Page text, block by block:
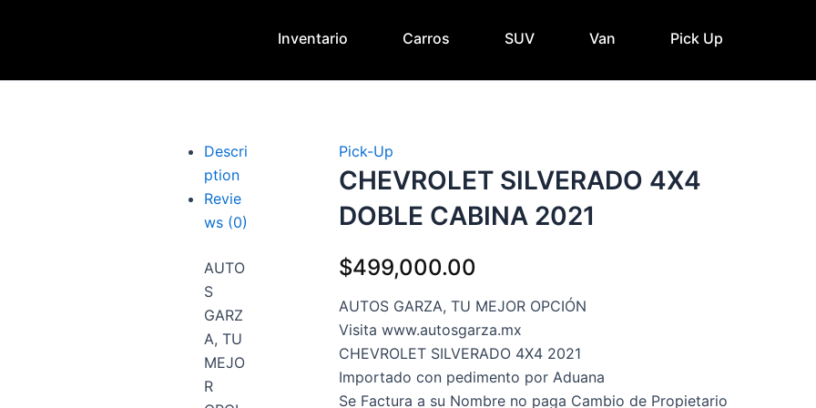
Inventario Carros SUV Van Pick Up
Pick-Up
CHEVROLET SILVERADO 4X4
DOBLE CABINA 2021
$499,000.00
AUTOS GARZA, TU MEJOR OPCIÓN
Visita www.autosgarza.mx
CHEVROLET SILVERADO 4X4 2021
Importado con pedimento por Aduana
Se Factura a su Nombre no paga Cambio de Propietario
Descri
ption
Revie
ws (0)
AUTO
S
GARZ
A, TU
MEJO
R